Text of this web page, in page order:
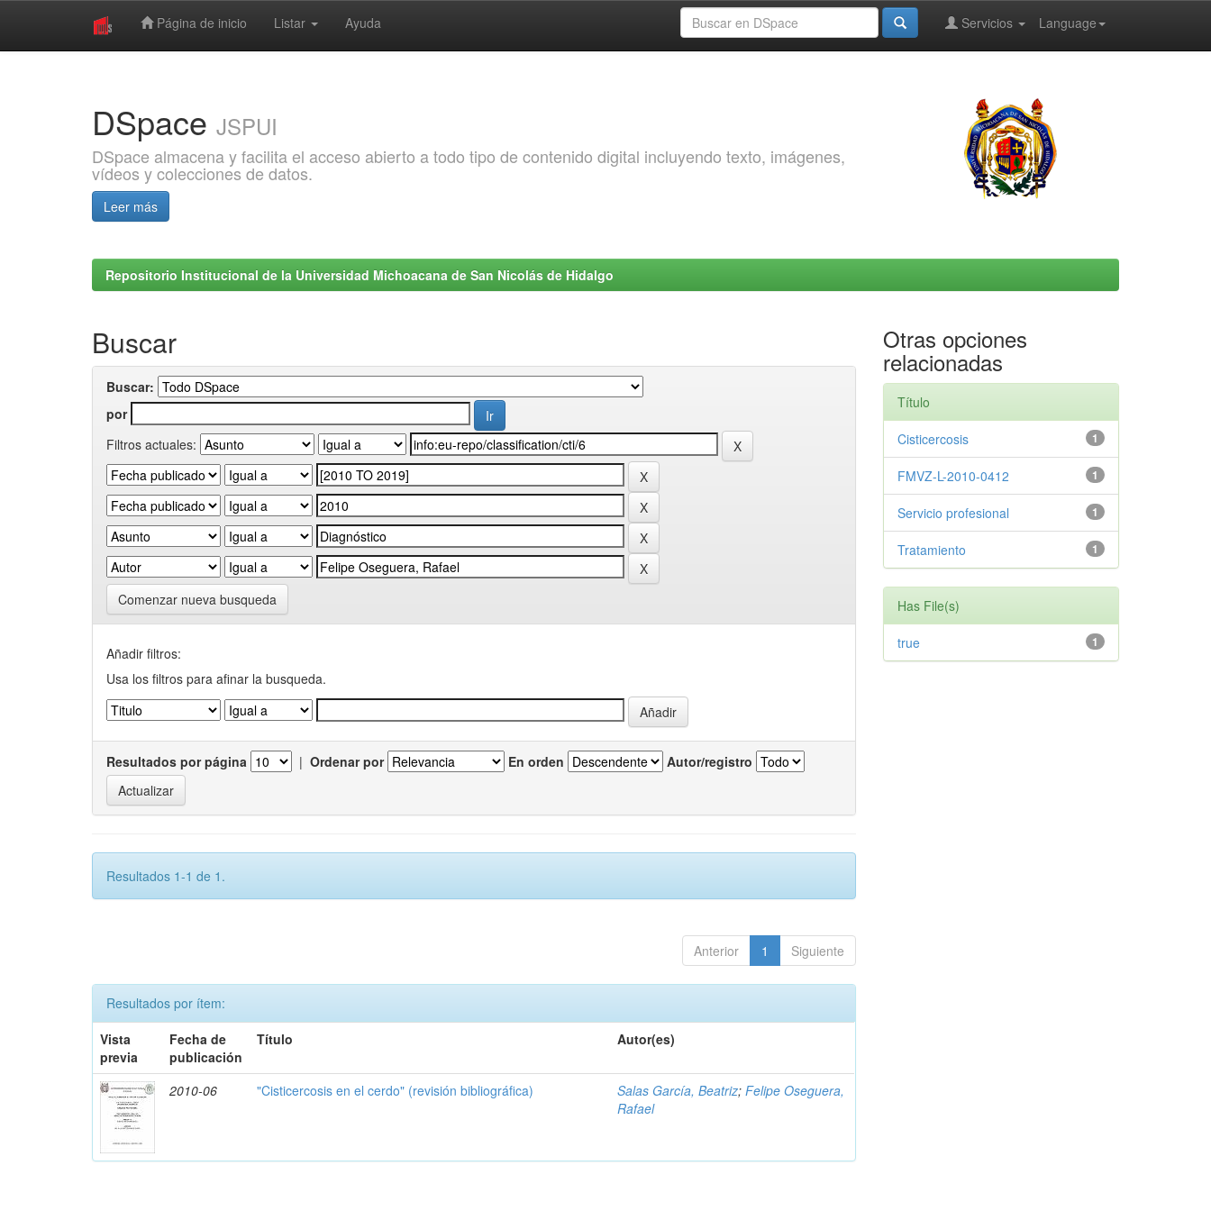
Página de inicio Listar Ayuda Language
Servicios
DSpace JSPUI
DSpace almacena y facilita el acceso abierto a todo tipo de contenido digital incluyendo texto, imágenes,
vídeos y colecciones de datos.
Leer más
Repositorio Institucional de la Universidad Michoacana de San Nicolás de Hidalgo
Buscar
Buscar:
por
Filtros actuales:
Comenzar nueva busqueda
Añadir filtros:
Usa los filtros para afinar la busqueda.
Resultados por página | Ordenar por En orden Autor/registro
Resultados 1-1 de 1.
Anterior 1 Siguiente
Resultados por ítem:
Vista
previa
Fecha de
publicación
Título Autor(es)
2010-06 "Cisticercosis en el cerdo" (revisión bibliográfica) Salas García, Beatriz;Felipe Oseguera,
Rafael
Otras opciones
relacionadas
Título
1
Cisticercosis
1
FMVZ-L-2010-0412
1
Servicio profesional
1
Tratamiento
Has File(s)
1
true